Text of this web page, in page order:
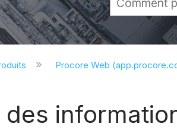
réduire la hiérarchie
Procore Web
des